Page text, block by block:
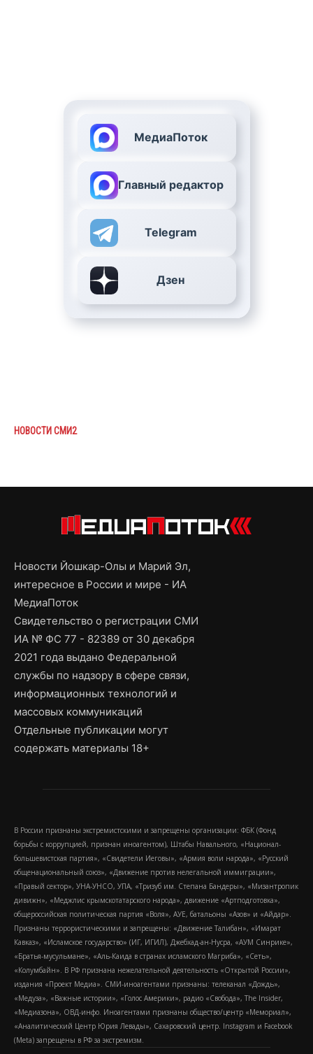
МедиаПоток
Главный редактор
Telegram
Дзен
НОВОСТИ СМИ2
Новости Йошкар-Олы и Марий Эл,
интересное в России и мире - ИА
МедиаПоток
Свидетельство о регистрации СМИ
ИА № ФС 77 - 82389 от 30 декабря
2021 года выдано Федеральной
службы по надзору в сфере связи,
информационных технологий и
массовых коммуникаций
Отдельные публикации могут
содержать материалы 18+
В России признаны экстремистскими и запрещены организации: ФБК (Фонд
борьбы с коррупцией, признан иноагентом), Штабы Навального, «Национал-
большевистская партия», «Свидетели Иеговы», «Армия воли народа», «Русский
общенациональный союз», «Движение против нелегальной иммиграции»,
«Правый сектор», УНА-УНСО, УПА, «Тризуб им. Степана Бандеры», «Мизантропик
дивижн», «Меджлис крымскотатарского народа», движение «Артподготовка»,
общероссийская политическая партия «Воля», АУЕ, батальоны «Азов» и «Айдар».
Признаны террористическими и запрещены: «Движение Талибан», «Имарат
Кавказ», «Исламское государство» (ИГ, ИГИЛ), Джебхад-ан-Нусра, «АУМ Синрике»,
«Братья-мусульмане», «Аль-Каида в странах исламского Магриба», «Сеть»,
«Колумбайн». В РФ признана нежелательной деятельность «Открытой России»,
издания «Проект Медиа». СМИ-иноагентами признаны: телеканал «Дождь»,
«Медуза», «Важные истории», «Голос Америки», радио «Свобода», The Insider,
«Медиазона», ОВД-инфо. Иноагентами признаны общество/центр «Мемориал»,
«Аналитический Центр Юрия Левады», Сахаровский центр. Instagram и Facebook
(Metа) запрещены в РФ за экстремизм.